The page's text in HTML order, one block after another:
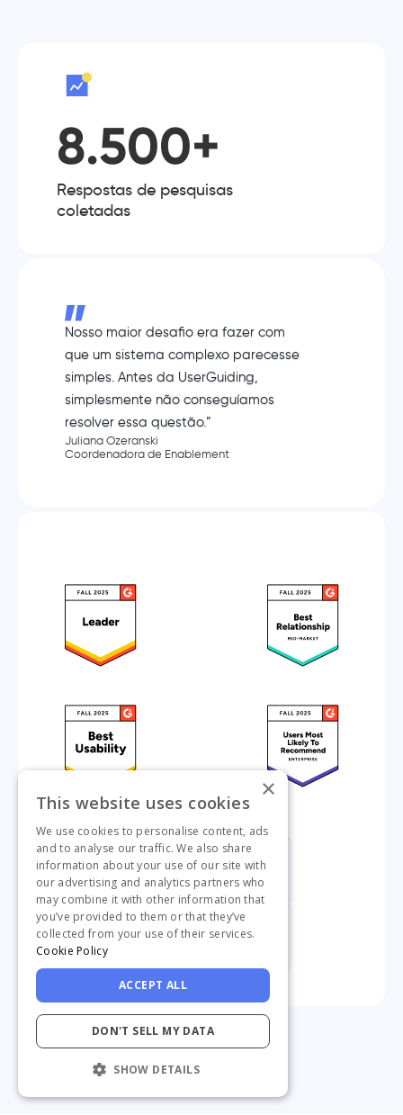
8.500+
Respostas de pesquisas
coletadas
Nosso maior desafio era fazer com
que um sistema complexo parecesse
simples. Antes da UserGuiding,
simplesmente não conseguíamos
resolver essa questão.”
Juliana Ozeranski
Coordenadora de Enablement
×
This website uses cookies
We use cookies to personalise content, ads
and to analyse our traffic. We also share
information about your use of our site with
our advertising and analytics partners who
may combine it with other information that
you’ve provided to them or that they’ve
collected from your use of their services.
Cookie Policy
ACCEPT ALL
DON'T SELL MY DATA
SHOW DETAILS